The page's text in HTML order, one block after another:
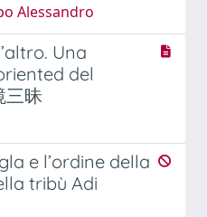
Alessandro
Una
del
三昧
e l’ordine della
tribù Adi